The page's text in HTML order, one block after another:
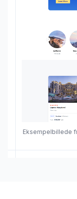
Eksempelbillede